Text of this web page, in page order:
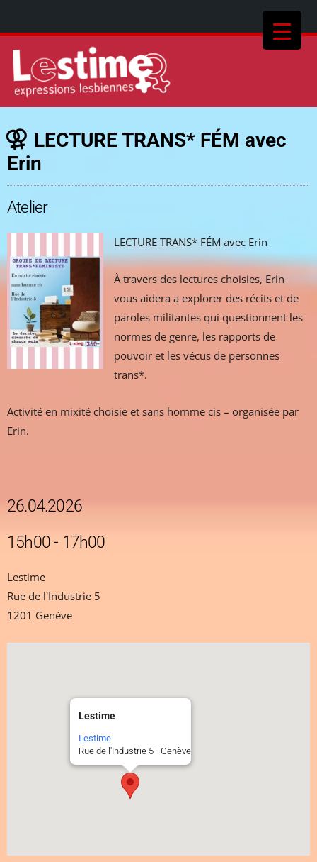
LECTURE TRANS* FÉM avec
Erin
Atelier
LECTURE TRANS* FÉM avec Erin
À travers des lectures choisies, Erin
vous aidera a explorer des récits et de
paroles militantes qui questionnent les
normes de genre, les rapports de
pouvoir et les vécus de personnes
trans*.
Activité en mixité choisie et sans homme cis – organisée par
Erin.
26.04.2026
15h00 - 17h00
Lestime
Rue de l'Industrie 5
1201 Genève
Lestime
Lestime
Rue de l'Industrie 5 - Genève